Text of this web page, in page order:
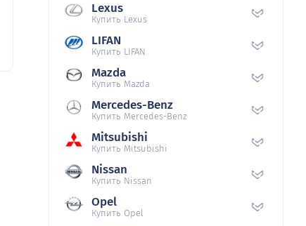
Lexus
Купить Lexus
LIFAN
Купить LIFAN
Mazda
Купить Mazda
Mercedes-Benz
Купить Mercedes-Benz
Mitsubishi
Купить Mitsubishi
Nissan
Купить Nissan
Opel
Купить Opel